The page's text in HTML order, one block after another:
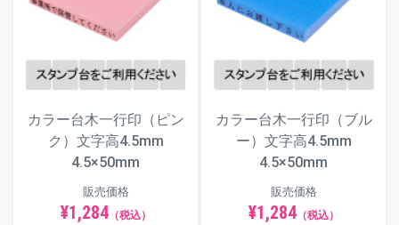
カラー台木一行印（ピン
ク）文字高4.5mm
4.5×50mm
販売価格
¥1,284（税込）
カラー台木一行印（ブル
ー）文字高4.5mm
4.5×50mm
販売価格
¥1,284（税込）